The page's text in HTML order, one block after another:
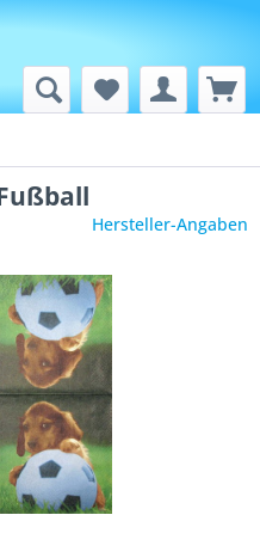
Hersteller-Angaben